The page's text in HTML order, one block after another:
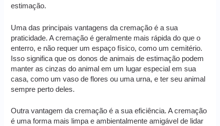
estimação.
Uma das principais vantagens da cremação é a sua
praticidade. A cremação é geralmente mais rápida do que o
enterro, e não requer um espaço físico, como um cemitério.
Isso significa que os donos de animais de estimação podem
manter as cinzas do animal em um lugar especial em sua
casa, como um vaso de flores ou uma urna, e ter seu animal
sempre perto deles.
Outra vantagem da cremação é a sua eficiência. A cremação
é uma forma mais limpa e ambientalmente amigável de lidar